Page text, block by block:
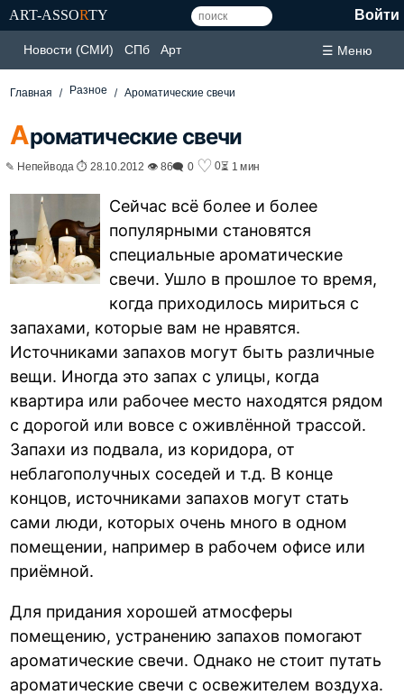
ART-ASSORTY Войти
Новости (СМИ) СПб Арт ☰ Меню
Главная Разное Ароматические свечи
Ароматические свечи
✎ Непейвода ⏱ 28.10.2012 👁 86🗨 0 ♡ 0⏳ 1 мин
Сейчас всё более и более
популярными становятся
специальные ароматические
свечи. Ушло в прошлое то время,
когда приходилось мириться с
запахами, которые вам не нравятся.
Источниками запахов могут быть различные
вещи. Иногда это запах с улицы, когда
квартира или рабочее место находятся рядом
с дорогой или вовсе с оживлённой трассой.
Запахи из подвала, из коридора, от
неблагополучных соседей и т.д. В конце
концов, источниками запахов могут стать
сами люди, которых очень много в одном
помещении, например в рабочем офисе или
приёмной.
Для придания хорошей атмосферы
помещению, устранению запахов помогают
ароматические свечи. Однако не стоит путать
ароматические свечи с освежителем воздуха.